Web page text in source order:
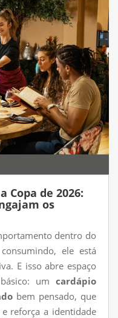
Copa de 2026:
os
dentro do
ele está
E isso abre espaço
um cardápio
bem pensado, que
reforça a identidade